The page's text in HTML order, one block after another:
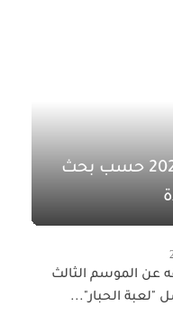
أفضل مسلسلات مايو 2025 حسب بحث
عن الموسم الثالث
الحبار"...